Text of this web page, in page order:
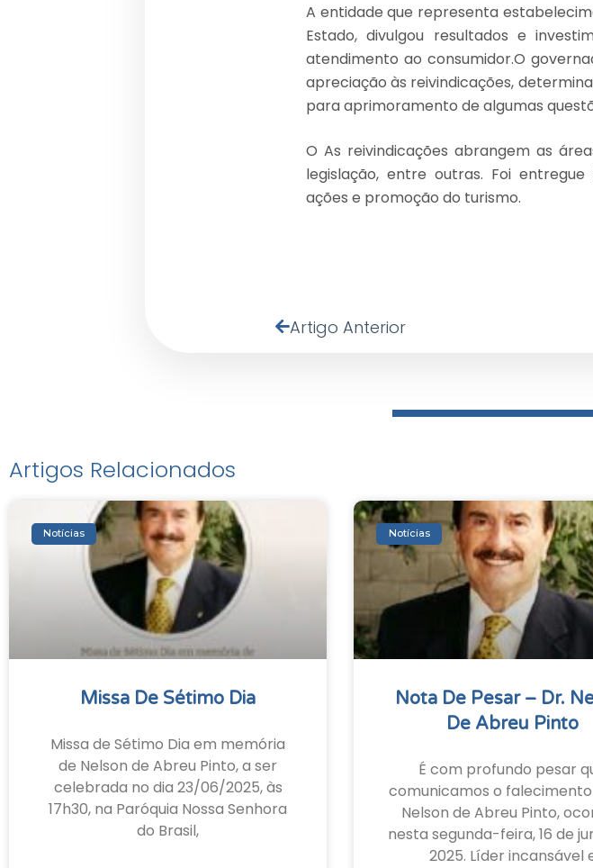
A entidade que representa
Estado, divulgou resultados e
atendimento ao consumidor.O
apreciação às reivindicações,
para aprimoramento de algumas
O As reivindicações abrangem as
legislação, entre outras. Foi
ações e promoção do turismo.
Artigo Anterior
Artigos Relacionados
Notícias
Missa De Sétimo Dia
Missa de Sétimo Dia em memória
de Nelson de Abreu Pinto, a ser
celebrada no dia 23/06/2025, às
17h30, na Paróquia Nossa Senhora
do Brasil,
Notícias
Nota De Pesar – Dr.
De Abreu Pinto
É com profundo pesar
comunicamos o falecimento
Nelson de Abreu Pinto,
nesta segunda-feira, 16 de
2025. Líder incansável